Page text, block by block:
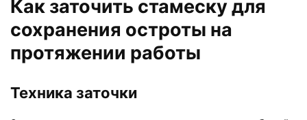
Как заточить стамеску для
сохранения остроты на
протяжении работы
Техника заточки